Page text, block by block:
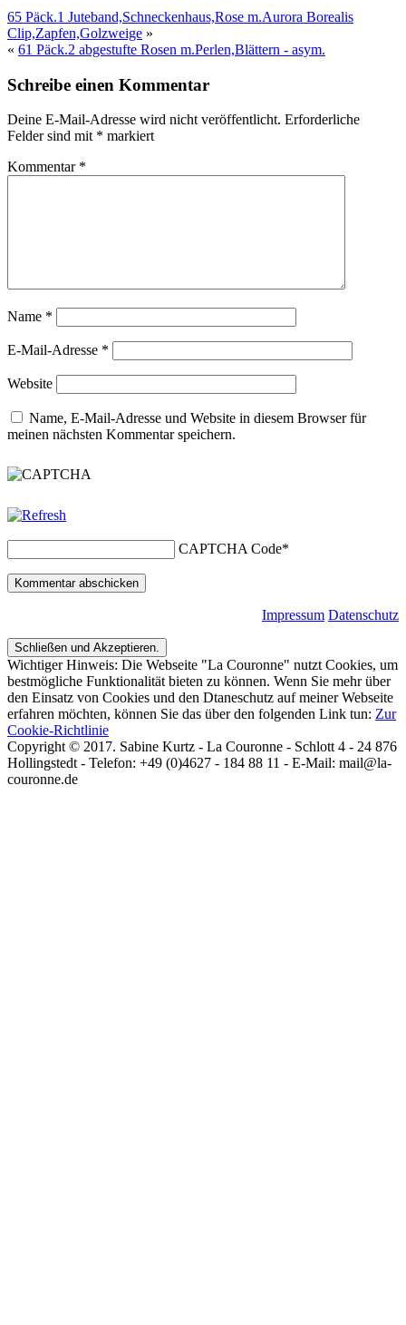
65 Päck.1 Juteband,Schneckenhaus,Rose m.Aurora Borealis
Clip,Zapfen,Golzweige »
« 61 Päck.2 abgestufte Rosen m.Perlen,Blättern - asym.
Schreibe einen Kommentar
Deine E-Mail-Adresse wird nicht veröffentlicht. Erforderliche
Felder sind mit * markiert
Kommentar *
Name *
E-Mail-Adresse *
Website
Name, E-Mail-Adresse und Website in diesem Browser für
meinen nächsten Kommentar speichern.
CAPTCHA Code*
Impressum Datenschutz
Wichtiger Hinweis: Die Webseite "La Couronne" nutzt Cookies, um
bestmögliche Funktionalität bieten zu können. Wenn Sie mehr über
den Einsatz von Cookies und den Dtaneschutz auf meiner Webseite
erfahren möchten, können Sie das über den folgenden Link tun: Zur
Cookie-Richtlinie
Copyright © 2017. Sabine Kurtz - La Couronne - Schlott 4 - 24 876
Hollingstedt - Telefon: +49 (0)4627 - 184 88 11 - E-Mail: mail@la-
couronne.de